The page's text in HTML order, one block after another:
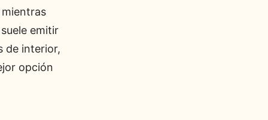
mientras
emitir
de interior,
opción